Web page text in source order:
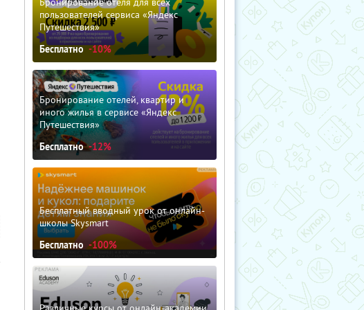
пользователей сервиса «Яндекс
Путешествия»
Бесплатно -10%
Бронирование отелей, квартир и
иного жилья в сервисе «Яндекс
Путешествия»
Бесплатно -12%
Бесплатный вводный урок от онлайн-
школы Skysmart
Бесплатно -100%